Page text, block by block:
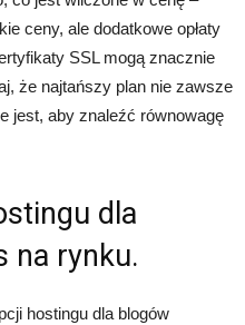
ceny, ale dodatkowe opłaty
SSL mogą znacznie
że najtańszy plan nie zawsze
jest, aby znaleźć równowagę
dla
na rynku.
hostingu dla blogów